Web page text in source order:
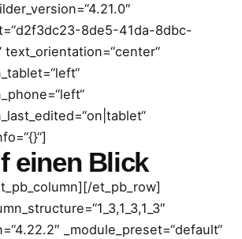
8de5-41da-8dbc-
einen Blick
et_pb_row]
_module_preset=“default“